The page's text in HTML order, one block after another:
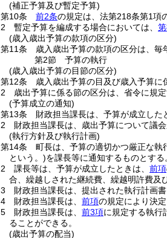
(補正予算及び暫定予算)
第10条
前2条の規定は、法第218条第1項
2
暫定予算を編成する場合においては、
(歳入歳出予算の款項の区分)
第11条
歳入歳出予算の款項の区分は、毎
第2節
予算の執行
(歳入歳出予算の目節の区分)
第12条
歳入歳出予算の目及び歳入予算に
2
歳出予算に係る節の区分は、省令に規
(予算成立の通知)
第13条
財政担当課長は、予算が成立した
2
財政担当課長は、歳出予算について議
(執行方針及び執行計画)
第14条
町長は、予算の適切かつ厳正な
という。)を課長等に通知するものとする
2
課長等は、予算が成立したときは、 前項
合、繰越しされた継続費、繰越明許費及
3
財政担当課長は、提出された執行計画
4
財政担当課長は、 前項の規定により決
5
財政担当課長は、 前3項に規定する執行
ることができる。
(歳出予算の配当)